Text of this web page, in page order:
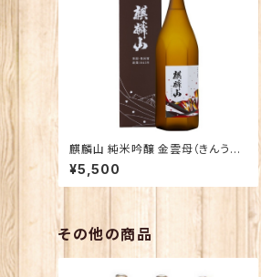
麒麟山 純米吟醸 金雲母（きんうん
も） 1800ｍｌ
¥5,500
その他の商品